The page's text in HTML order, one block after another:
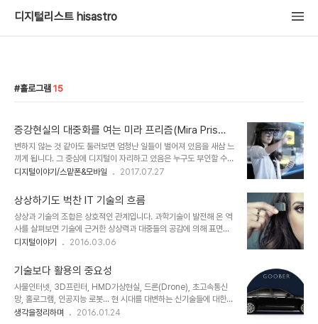
디지털리스트 hisastro
홀로그램 15
증강현실의 대중화를 여는 미라 프리즘(Mira Prism)
과 큐비클(Cubicle)
변하지 않는 것 같아도 둘러보면 엄청난 일들이 벌어져 있음을 새삼 느
끼게 됩니다. 그 중심에 디지털이 자리하고 있음은 누구도 부인할 수
없을 겁니다. 컴퓨터로부터 스마트폰에 이르기까지의 여정은 좀 길었
할 만큼 뚜렷해 보입니다. 아무래도 스마트폰의 대중화를 이끈 건 현재
까지 그 중심에 있다는 것을 고려할 때 아이폰이라고 할 수 있습니다.
그 아이폰을 기준으로 스마트폰이 대중화된 지 10년가량 시간이 흘렀
습니다. 최근 이슈는 컴퓨터와 스마트폰을 잇는 포스트 스마트 기기는
무엇인가로 관심이 집중되고 있습니다. 일단 그 자리를 선점하고 있어
계는 휴대가 용이하지 않다는 점이라고 ..
디지털이야기/스맡폰&모바일 2017.07.27
상상하기도 벅찬 IT 기술의 흐름
상상과 기술의 조합은 상호적인 관계입니다. 과학기술이 발전해 온 역
사를 살펴보면 기술에 근거한 상상력과 대중들의 공감에 의해 표면화
된 상상력이 새로운 기술로 또는 혁신으로 현실화되었던 기록들이 이
의 조합이 상호적 관계인 것은 변함없어 보이지만 상상이 기술을 따라
가지 못하는 현상이 감지되기 시작했습니다.저만의 생각인지 모르겠
으나... ▲ 홀로그램을 활용하는 영화 아이언맨의 한 장면 2008년을
전후해 홀로그램을 접한 후 확신하듯 모바일의 미래라고 생각했습니
다. 2012년 초 구글이 유튜브를 통해 공개한 구글 글래스는 홀로그램
디지털이야기 2016.03.06
기술보다 활용의 중요성
사물인터넷, 3D프린터, HMD가상현실, 드론(Drone), 초고속통신
망, 홀로그램, 인공지능 로봇... 현 시대를 대변하는 신기술들에 대한
수많은 수식어들이 있겠지만 인공지능 로봇 하나만으로 모든 얘긴 끝
생각을정리하며 2016.01.24